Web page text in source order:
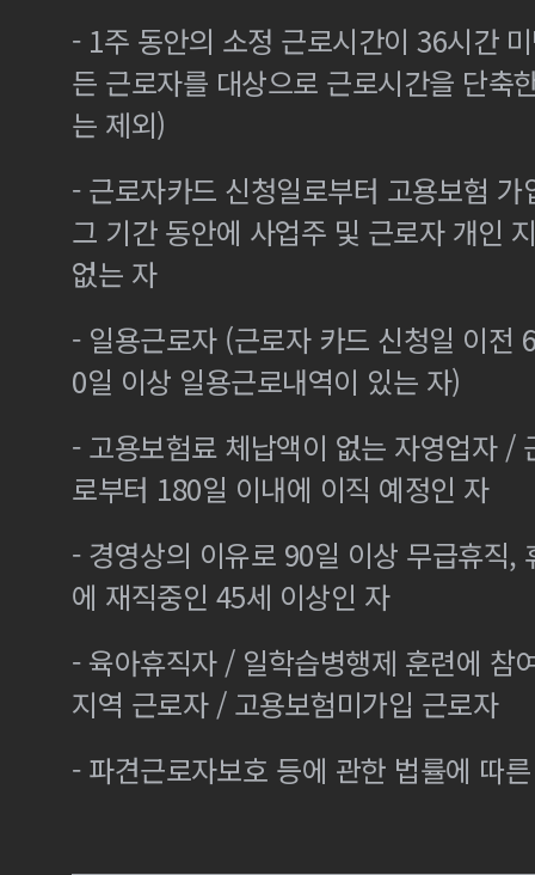
- 1주 동안의 소정 근로시간이 36시간
든 근로자를 대상으로 근로시간을 단축
는 제외)
- 근로자카드 신청일로부터 고용보험
그 기간 동안에 사업주 및 근로자 개인
없는 자
- 일용근로자 (근로자 카드 신청일 이전
0일 이상 일용근로내역이 있는 자)
- 고용보험료 체납액이 없는 자영업자 /
로부터 180일 이내에 이직 예정인 자
- 경영상의 이유로 90일 이상 무급휴직,
에 재직중인 45세 이상인 자
- 육아휴직자 / 일학습병행제 훈련에 참
지역 근로자 / 고용보험미가입 근로자
- 파견근로자보호 등에 관한 법률에 따